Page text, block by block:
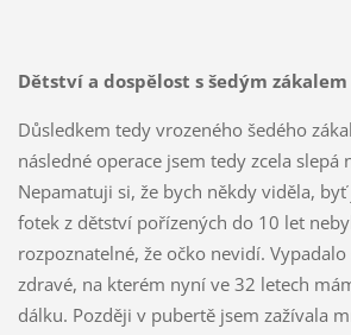
Dětství a dospělost s šedým zákalem
Důsledkem tedy vrozeného šedého
následné operace jsem tedy zcela slepá
Nepamatuji si, že bych někdy viděla,
fotek z dětství pořízených do 10 let
rozpoznatelné, že očko nevidí.
zdravé, na kterém nyní ve 32 letech
dálku. Později v pubertě jsem zažívala